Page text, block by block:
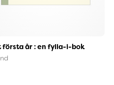
första år : en fylla-i-bok